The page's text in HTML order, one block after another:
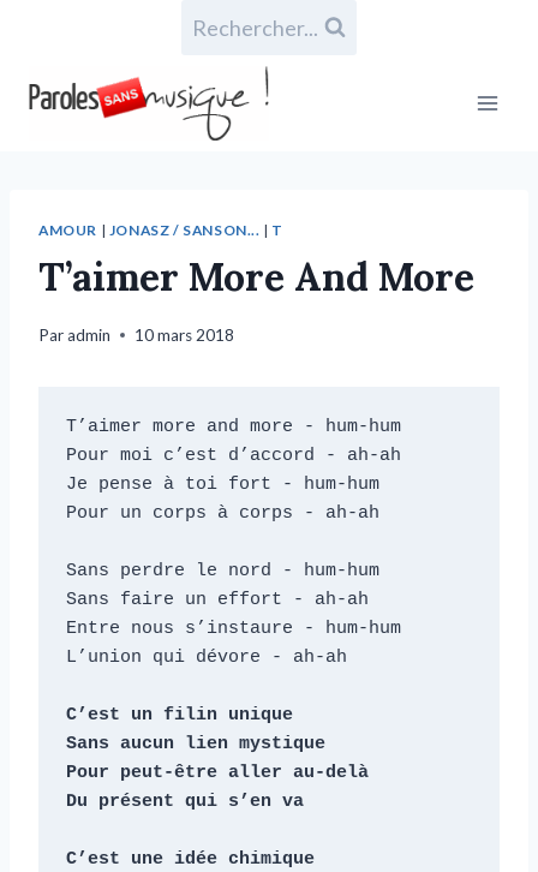
Rechercher...
AMOUR | JONASZ / SANSON... | T
T’aimer More And More
Paradmin 10 mars 2018
T’aimer more and more - hum-hum
Pour moi c’est d’accord - ah-ah
Je pense à toi fort - hum-hum
Pour un corps à corps - ah-ah
Sans perdre le nord - hum-hum
Sans faire un effort - ah-ah
Entre nous s’instaure - hum-hum
L’union qui dévore - ah-ah
C’est un filin unique
Sans aucun lien mystique
Pour peut-être aller au-delà
Du présent qui s’en va
C’est une idée chimique